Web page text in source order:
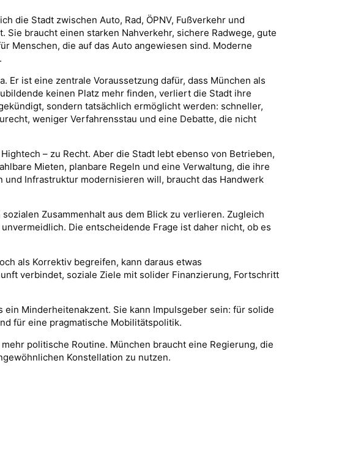
die Stadt zwischen Auto, Rad, ÖPNV, Fußverkehr und
braucht einen starken Nahverkehr, sichere Radwege, gute
Menschen, die auf das Auto angewiesen sind. Moderne
Er ist eine zentrale Voraussetzung dafür, dass München als
keinen Platz mehr finden, verliert die Stadt ihre
sondern tatsächlich ermöglicht werden: schneller,
weniger Verfahrensstau und eine Debatte, die nicht
– zu Recht. Aber die Stadt lebt ebenso von Betrieben,
Mieten, planbare Regeln und eine Verwaltung, die ihre
Infrastruktur modernisieren will, braucht das Handwerk
Zusammenhalt aus dem Blick zu verlieren. Zugleich
Die entscheidende Frage ist daher nicht, ob es
als Korrektiv begreifen, kann daraus etwas
verbindet, soziale Ziele mit solider Finanzierung, Fortschritt
Minderheitenakzent. Sie kann Impulsgeber sein: für solide
für eine pragmatische Mobilitätspolitik.
politische Routine. München braucht eine Regierung, die
Konstellation zu nutzen.